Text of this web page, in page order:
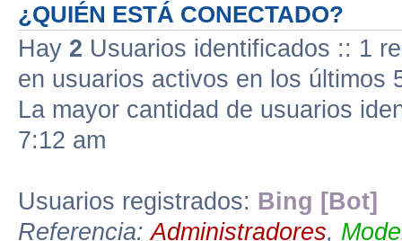
¿QUIÉN ESTÁ CONECTADO?
Hay 2 Usuarios identificados :: 1
en usuarios activos en los últimos
La mayor cantidad de usuarios
7:12 am
Usuarios registrados: Bing [Bot]
Referencia:Administradores,